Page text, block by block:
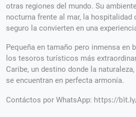
otras regiones del mundo. Su
nocturna frente al mar, la hospitalidad
seguro la convierten en una
Pequeña en tamaño pero inmensa en
los tesoros turísticos más
Caribe, un destino donde la
se encuentran en perfecta armonía.
Contáctos por WhatsApp: https://